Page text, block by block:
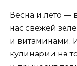
Весна и лето —
нас свежей
и витаминами.
кулинарии не